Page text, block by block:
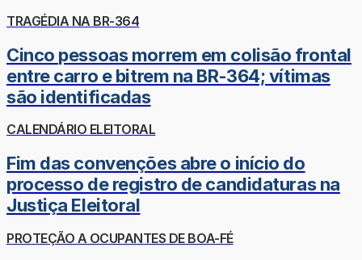
TRAGÉDIA NA BR-364
Cinco pessoas morrem em colisão frontal
entre carro e bitrem na BR-364; vítimas
são identificadas
CALENDÁRIO ELEITORAL
Fim das convenções abre o início do
processo de registro de candidaturas na
Justiça Eleitoral
PROTEÇÃO A OCUPANTES DE BOA-FÉ